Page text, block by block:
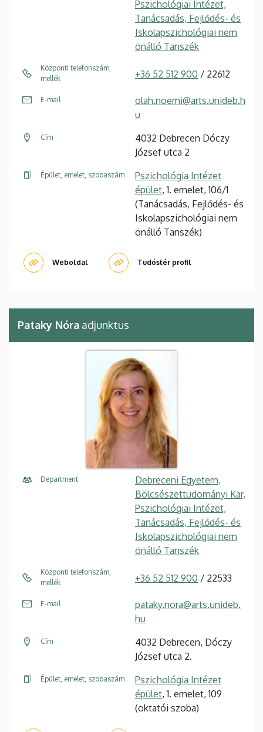
Pszichológiai Intézet,
Tanácsadás, Fejlődés- és
Iskolapszichológiai nem
önálló Tanszék
Központi telefonszám,
mellék
+36 52 512 900 / 22612
E-mail
olah.noemi@arts.unideb.h
u
Cím
4032 Debrecen Dóczy
József utca 2
Épület, emelet, szobaszám
Pszichológia Intézet
épület, 1. emelet, 106/1
(Tanácsadás, Fejlődés- és
Iskolapszichológiai nem
önálló Tanszék)
Weboldal Tudóstér profil
Pataky Nóra adjunktus
Department
Debreceni Egyetem,
Bölcsészettudományi Kar,
Pszichológiai Intézet,
Tanácsadás, Fejlődés- és
Iskolapszichológiai nem
önálló Tanszék
Központi telefonszám,
mellék
+36 52 512 900 / 22533
E-mail
pataky.nora@arts.unideb.
hu
Cím
4032 Debrecen, Dóczy
József utca 2.
Épület, emelet, szobaszám
Pszichológia Intézet
épület, 1. emelet, 109
(oktatói szoba)